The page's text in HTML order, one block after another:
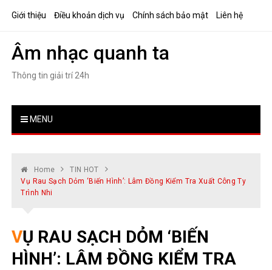
Giới thiệu Điều khoản dịch vụ Chính sách bảo mật Liên hệ
Âm nhạc quanh ta
Thông tin giải trí 24h
MENU
Home
TIN HOT
Vụ Rau Sạch Dỏm ‘biến Hình’: Lâm Đồng Kiểm Tra Xuất Công Ty
Trình Nhi
VỤ RAU SẠCH DỎM ‘BIẾN
HÌNH’: LÂM ĐỒNG KIỂM TRA